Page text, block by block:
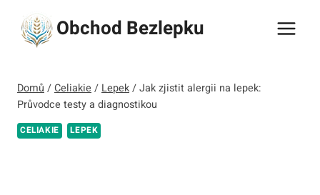
obsah
Obchod Bezlepku
Domů /Celiakie / Lepek/Jak zjistit alergii na lepek:
Průvodce testy a diagnostikou
CELIAKIE LEPEK